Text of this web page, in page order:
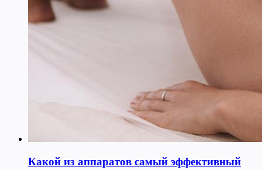
Какой из аппаратов самый эффективный